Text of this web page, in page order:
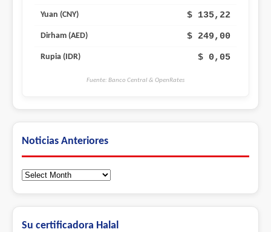
Yuan (CNY) $ 135,22
Dirham (AED) $ 249,00
Rupia (IDR) $ 0,05
Fuente: Banco Central & OpenRates
Noticias Anteriores
Noticias
Su certificadora Halal